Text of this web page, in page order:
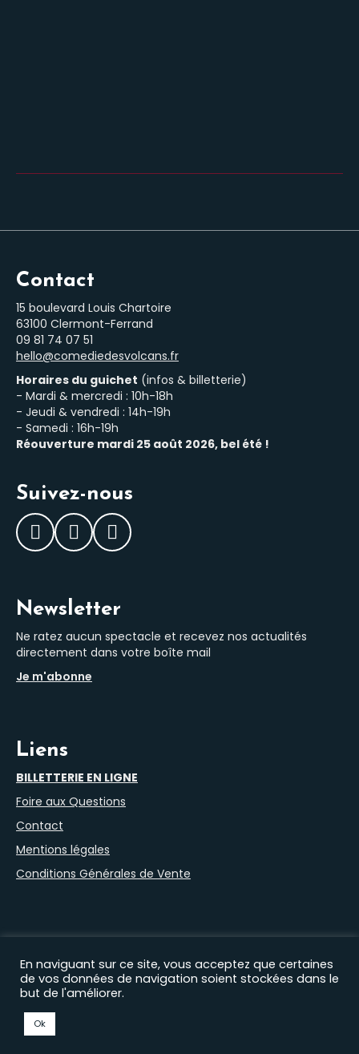
Contact
15 boulevard Louis Chartoire
63100 Clermont-Ferrand
‭09 81 74 07 51‬
hello@comediedesvolcans.fr
Horaires du guichet (infos & billetterie)
- Mardi & mercredi : 10h-18h
- Jeudi & vendredi : 14h-19h
- Samedi : 16h-19h
Réouverture mardi 25 août 2026, bel été !
Suivez-nous
Facebook
InstagramLinkedIn
Newsletter
Ne ratez aucun spectacle et recevez nos actualités
directement dans votre boîte mail
Je m'abonne
Liens
BILLETTERIE EN LIGNE
Foire aux Questions
Contact
Mentions légales
Conditions Générales de Vente
Nos autres sites :Filprod Productions
|Comédie Saint Roch
En naviguant sur ce site, vous acceptez que certaines
de vos données de navigation soient stockées dans le
but de l'améliorer.
Ok